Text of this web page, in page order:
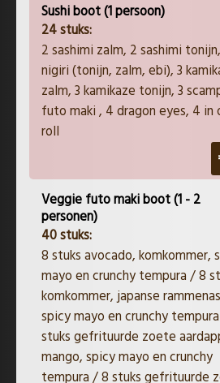
Sushi boot (1 persoon)
24 stuks:
2 sashimi zalm, 2 sashimi
nigiri (tonijn, zalm, ebi), 3
zalm, 3 kamikaze tonijn, 3
futo maki , 4 dragon eyes, 4 in
roll
Veggie futo maki boot (1 - 2
personen)
40 stuks:
​8 stuks avocado, komkommer,
mayo en crunchy tempura / 8
komkommer, japanse
spicy mayo en crunchy
stuks gefrituurde zoete
mango, spicy mayo en crunchy
tempura / 8 stuks gefrituurde